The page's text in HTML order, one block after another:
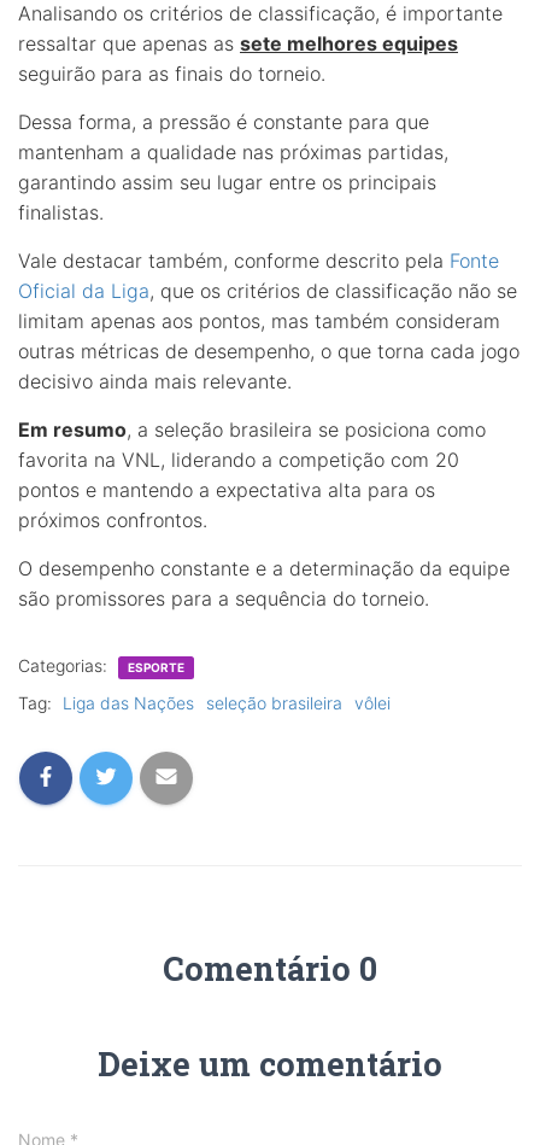
Analisando os critérios de classificação, é importante
ressaltar que apenas as sete melhores equipes
seguirão para as finais do torneio.
Dessa forma, a pressão é constante para que
mantenham a qualidade nas próximas partidas,
garantindo assim seu lugar entre os principais
finalistas.
Vale destacar também, conforme descrito pela Fonte
Oficial da Liga, que os critérios de classificação não se
limitam apenas aos pontos, mas também consideram
outras métricas de desempenho, o que torna cada jogo
decisivo ainda mais relevante.
Em resumo, a seleção brasileira se posiciona como
favorita na VNL, liderando a competição com 20
pontos e mantendo a expectativa alta para os
próximos confrontos.
O desempenho constante e a determinação da equipe
são promissores para a sequência do torneio.
Categorias: ESPORTE
Tag: Liga das Nações seleção brasileira vôlei
Comentário 0
Deixe um comentário
Nome *